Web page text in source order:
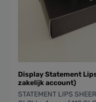
Display Statement
zakelijk account)
STATEMENT LIPS